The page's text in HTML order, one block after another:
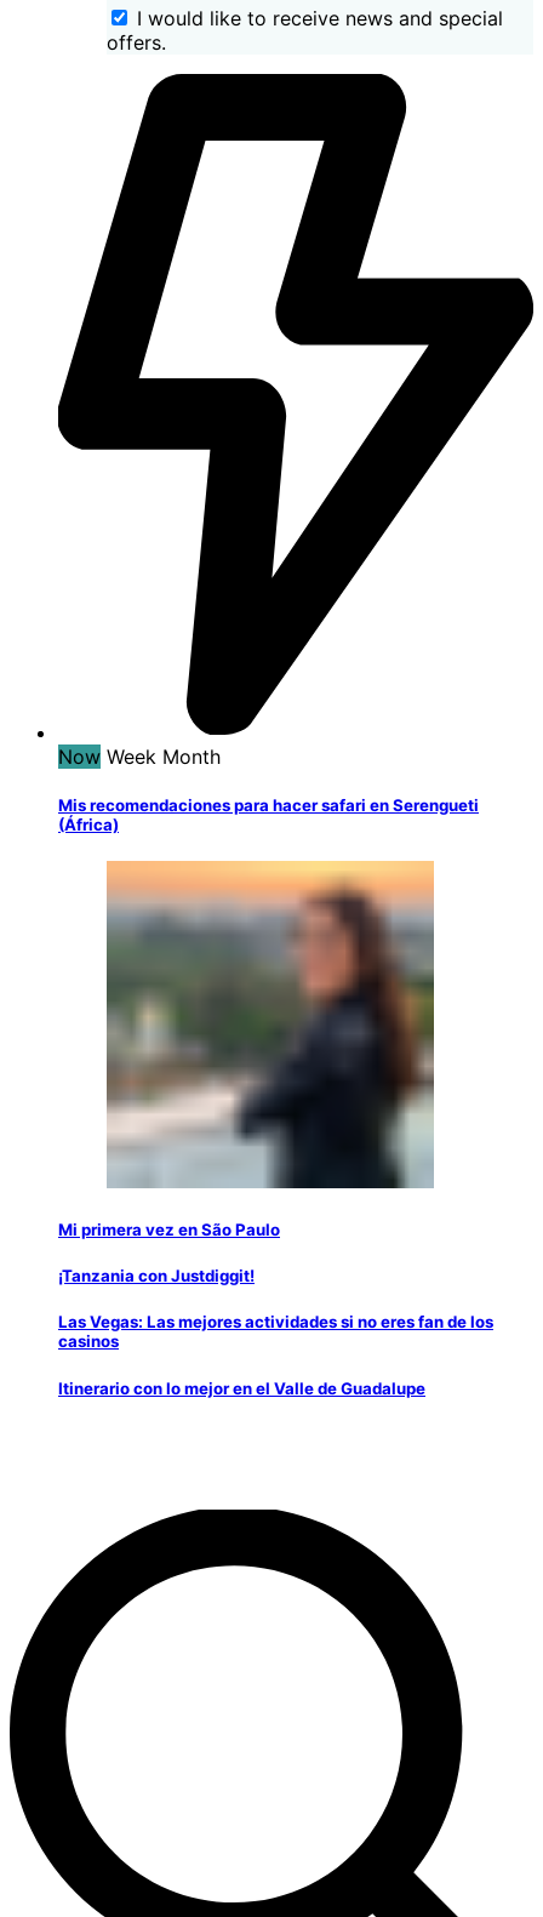
I would like to receive news and special
offers.
Now Week Month
Mis recomendaciones para hacer safari en Serengueti
(África)
Mi primera vez en São Paulo
¡Tanzania con Justdiggit!
Las Vegas: Las mejores actividades si no eres fan de los
casinos
Itinerario con lo mejor en el Valle de Guadalupe